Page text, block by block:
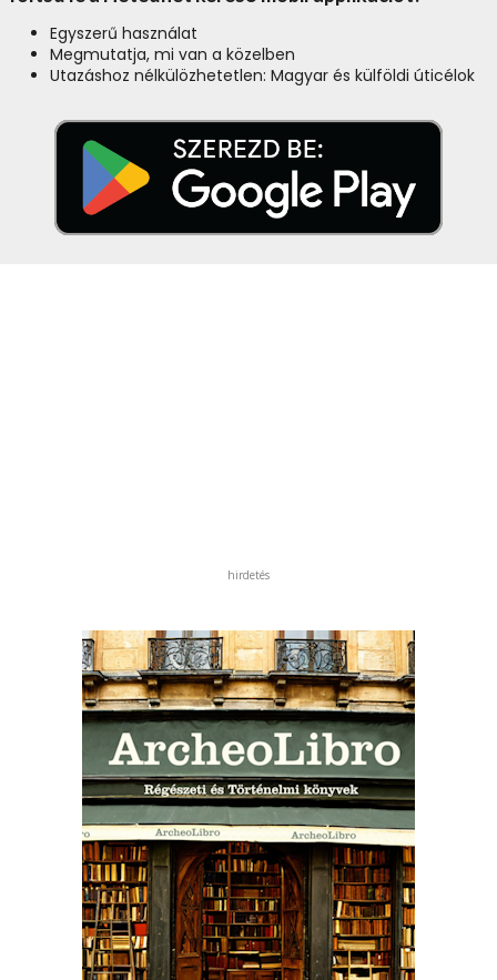
Egyszerű használat
Megmutatja, mi van a közelben
Utazáshoz nélkülözhetetlen: Magyar és külföldi úticélok
hirdetés